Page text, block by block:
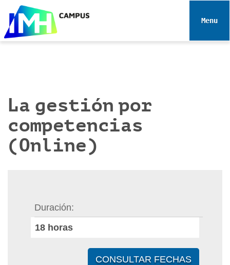
e
Toggle
La gestión por
competencias
(Online)
Duración
18 horas
CONSULTAR FECHAS